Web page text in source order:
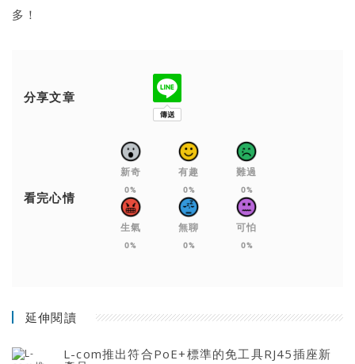
多！
分享文章
看完心情
新奇
0%
有趣
0%
難過
0%
生氣
0%
無聊
0%
可怕
0%
延伸閱讀
L-com推出符合PoE+標準的免工具RJ45插座新